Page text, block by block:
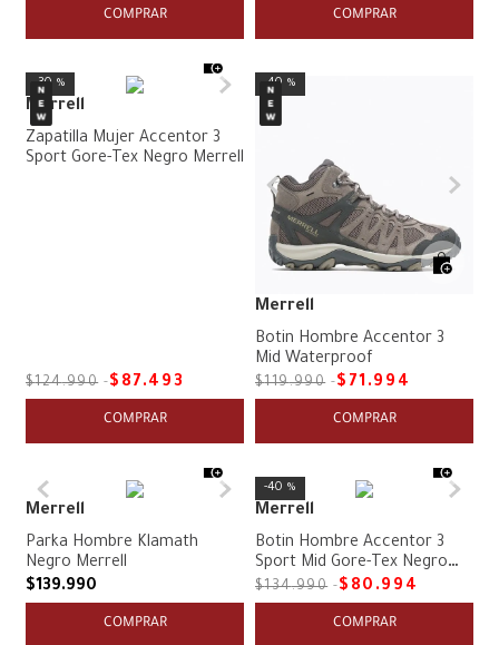
COMPRAR COMPRAR
30 %
Merrell
Zapatilla Mujer Accentor 3
Sport Gore-Tex Negro Merrell
$124.990 $ 87.493
COMPRAR
40 %
Merrell
Botin Hombre Accentor 3
Mid Waterproof
$119.990 $ 71 .994
COMPRAR
Merrell
Parka Hombre Klamath
Negro Merrell
$139.990
COMPRAR
40 %
Merrell
Botin Hombre Accentor 3
Sport Mid Gore-Tex Negro
Merrell
$134.990 $ 80 .994
COMPRAR